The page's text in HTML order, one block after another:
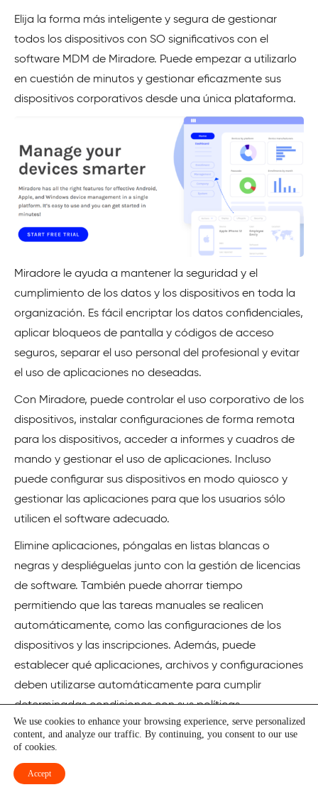
Elija la forma más inteligente y segura de gestionar
todos los dispositivos con SO significativos con el
software MDM de Miradore. Puede empezar a utilizarlo
en cuestión de minutos y gestionar eficazmente sus
dispositivos corporativos desde una única plataforma.
Miradore le ayuda a mantener la seguridad y el
cumplimiento de los datos y los dispositivos en toda la
organización. Es fácil encriptar los datos confidenciales,
aplicar bloqueos de pantalla y códigos de acceso
seguros, separar el uso personal del profesional y evitar
el uso de aplicaciones no deseadas.
Con Miradore, puede controlar el uso corporativo de los
dispositivos, instalar configuraciones de forma remota
para los dispositivos, acceder a informes y cuadros de
mando y gestionar el uso de aplicaciones. Incluso
puede configurar sus dispositivos en modo quiosco y
gestionar las aplicaciones para que los usuarios sólo
utilicen el software adecuado.
Elimine aplicaciones, póngalas en listas blancas o
negras y despliéguelas junto con la gestión de licencias
de software. También puede ahorrar tiempo
permitiendo que las tareas manuales se realicen
automáticamente, como las configuraciones de los
dispositivos y las inscripciones. Además, puede
establecer qué aplicaciones, archivos y configuraciones
deben utilizarse automáticamente para cumplir
determinadas condiciones con sus políticas
empresariales.
Empiece a proteger los datos y los dispositivos con
facilidad y pruebe todas las funciones con su periodo
We use cookies to enhance your browsing experience, serve personalized
content, and analyze our traffic. By continuing, you consent to our use
of cookies.
Accept